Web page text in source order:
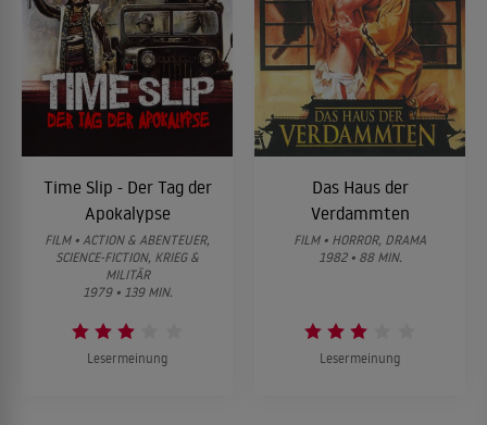
Time Slip - Der Tag der
Apokalypse
FILM • ACTION & ABENTEUER,
SCIENCE-FICTION, KRIEG &
MILITÄR
1979 • 139 MIN.
Lesermeinung
Das Haus der
Verdammten
FILM • HORROR, DRAMA
1982 • 88 MIN.
Lesermeinung